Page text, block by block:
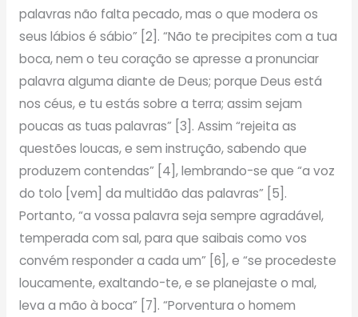
palavras não falta pecado, mas o que modera os
seus lábios é sábio” [2]. “Não te precipites com a tua
boca, nem o teu coração se apresse a pronunciar
palavra alguma diante de Deus; porque Deus está
nos céus, e tu estás sobre a terra; assim sejam
poucas as tuas palavras” [3]. Assim “rejeita as
questões loucas, e sem instrução, sabendo que
produzem contendas” [4], lembrando-se que “a voz
do tolo [vem] da multidão das palavras” [5].
Portanto, “a vossa palavra seja sempre agradável,
temperada com sal, para que saibais como vos
convém responder a cada um” [6], e “se procedeste
loucamente, exaltando-te, e se planejaste o mal,
leva a mão à boca” [7]. “Porventura o homem